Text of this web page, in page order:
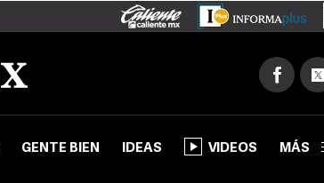
GENTE BIEN IDEAS VIDEOS MÁS